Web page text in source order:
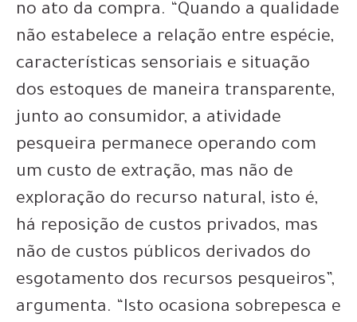
no ato da compra. “Quando a qualidade
não estabelece a relação entre espécie,
características sensoriais e situação
dos estoques de maneira transparente,
junto ao consumidor, a atividade
pesqueira permanece operando com
um custo de extração, mas não de
exploração do recurso natural, isto é,
há reposição de custos privados, mas
não de custos públicos derivados do
esgotamento dos recursos pesqueiros”,
argumenta. “Isto ocasiona sobrepesca e